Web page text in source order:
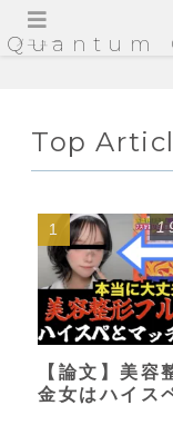
Quantum
Top
【論文】美容
金女はハイス
メニュー